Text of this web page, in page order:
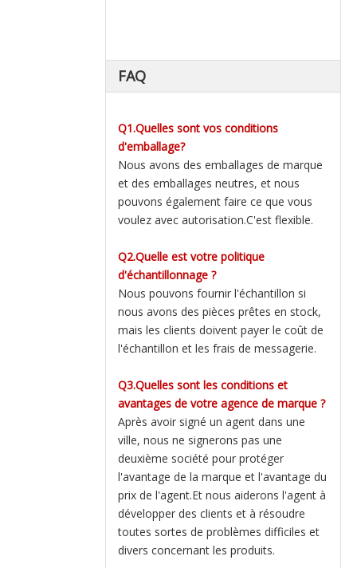
FAQ
Q1.Quelles sont vos conditions
d'emballage?
Nous avons des emballages de marque
et des emballages neutres, et nous
pouvons également faire ce que vous
voulez avec autorisation.C'est flexible.
Q2.Quelle est votre politique
d'échantillonnage ?
Nous pouvons fournir l'échantillon si
nous avons des pièces prêtes en stock,
mais les clients doivent payer le coût de
l'échantillon et les frais de messagerie.
Q3.Quelles sont les conditions et
avantages de votre agence de marque ?
Après avoir signé un agent dans une
ville, nous ne signerons pas une
deuxième société pour protéger
l'avantage de la marque et l'avantage du
prix de l'agent.Et nous aiderons l'agent à
développer des clients et à résoudre
toutes sortes de problèmes difficiles et
divers concernant les produits.